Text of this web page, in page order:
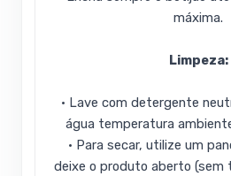
máxima.
Limpeza:
• Lave com detergente
água temperatura
• Para secar, utilize um
deixe o produto aberto (sem